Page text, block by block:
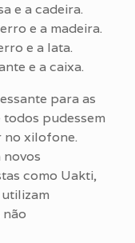
e a cadeira.
e a madeira.
e a lata.
e a caixa.
para as
pudessem
no xilofone.
como Uakti,